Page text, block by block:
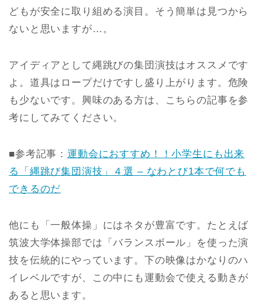
どもが安全に取り組める演目。そう簡単は見つから
ないと思いますが…。
アイディアとして縄跳びの集団演技はオススメです
よ。道具はロープだけですし盛り上がります。危険
も少ないです。興味のある方は、こちらの記事を参
考にしてみてください。
■参考記事：運動会におすすめ！！小学生にも出来
る「縄跳び集団演技」４選 – なわとび1本で何でも
できるのだ
他にも「一般体操」にはネタが豊富です。たとえば
筑波大学体操部では「バランスボール」を使った演
技を伝統的にやっています。下の映像はかなりのハ
イレベルですが、この中にも運動会で使える動きが
あると思います。